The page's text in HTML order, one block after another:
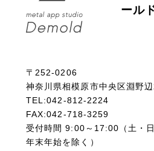
ール
〒252-0206
神奈川県相模原市中央区淵野
TEL:042-812-2224
FAX:042-718-3259
受付時間 9:00～17:00（土・
年末年始を除く）